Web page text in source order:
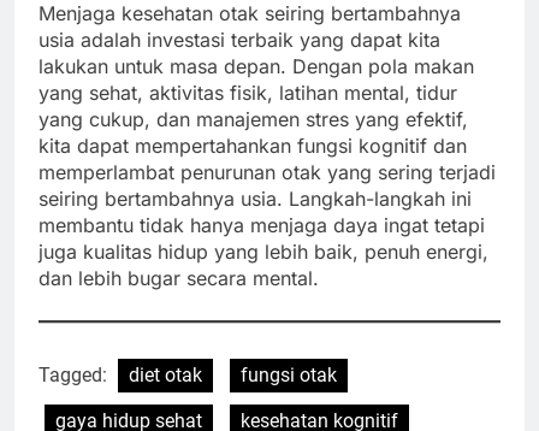
Menjaga kesehatan otak seiring bertambahnya
usia adalah investasi terbaik yang dapat kita
lakukan untuk masa depan. Dengan pola makan
yang sehat, aktivitas fisik, latihan mental, tidur
yang cukup, dan manajemen stres yang efektif,
kita dapat mempertahankan fungsi kognitif dan
memperlambat penurunan otak yang sering terjadi
seiring bertambahnya usia. Langkah-langkah ini
membantu tidak hanya menjaga daya ingat tetapi
juga kualitas hidup yang lebih baik, penuh energi,
dan lebih bugar secara mental.
Tagged: diet otak
fungsi otak
gaya hidup sehat
kesehatan kognitif